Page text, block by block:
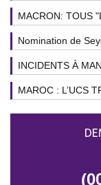
MACRON: TOUS
Nomination de
INCIDENTS À
MAROC : L’UCS